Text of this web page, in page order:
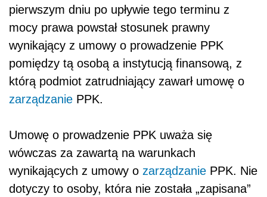
pierwszym dniu po upływie tego terminu z
mocy prawa powstał stosunek prawny
wynikający z umowy o prowadzenie PPK
pomiędzy tą osobą a instytucją finansową, z
którą podmiot zatrudniający zawarł umowę o
zarządzanie PPK.
Umowę o prowadzenie PPK uważa się
wówczas za zawartą na warunkach
wynikających z umowy o zarządzanie PPK. Nie
dotyczy to osoby, która nie została „zapisana”